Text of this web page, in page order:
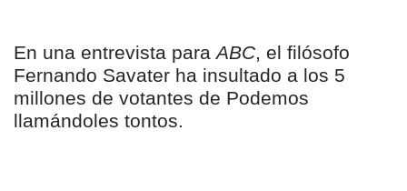
En una entrevista paraABC, el filósofo
Fernando Savater ha insultado a los 5
millones de votantes de Podemos
llamándoles tontos.